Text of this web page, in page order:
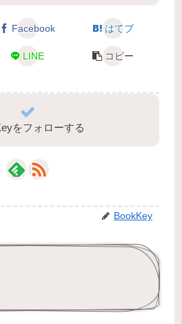
Facebook はてブ
LINE コピー
をフォローする
BookKey